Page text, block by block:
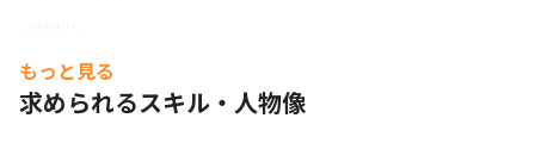
名の体制で開発を進めています
・1週間サイクルのスクラム+カンバンでの開発を行っており、毎
もっと見る
求められるスキル・人物像